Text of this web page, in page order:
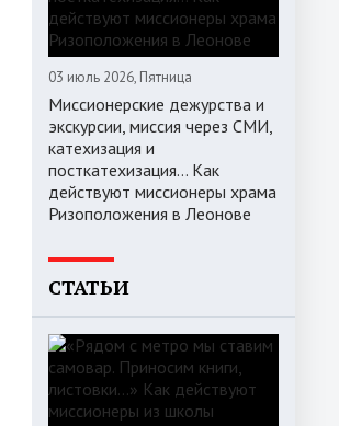
03 июль 2026, Пятница
Миссионерские дежурства и
экскурсии, миссия через СМИ,
катехизация и
посткатехизация… Как
действуют миссионеры храма
Ризоположения в Леонове
СТАТЬИ